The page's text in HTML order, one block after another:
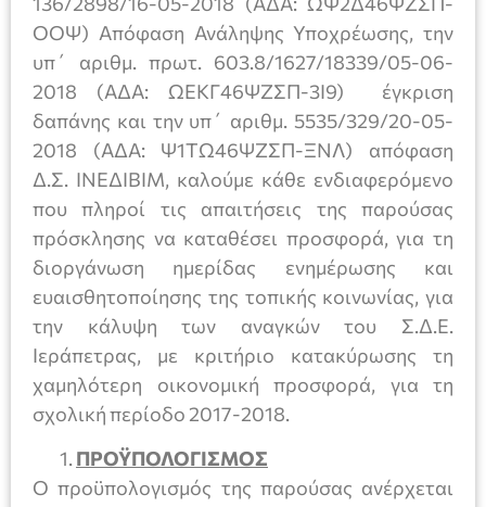
ΟΟΨ) Απόφαση Ανάληψης Υποχρέωσης, την
υπ΄ αριθμ. πρωτ. 603.8/1627/18339/05-06-
2018 (ΑΔΑ: ΩΕΚΓ46ΨΖΣΠ-3Ι9) έγκριση
δαπάνης και την υπ΄ αριθμ. 5535/329/20-05-
2018 (ΑΔΑ: Ψ1ΤΩ46ΨΖΣΠ-ΞΝΛ) απόφαση
Δ.Σ. ΙΝΕΔΙΒΙΜ, καλούμε κάθε ενδιαφερόμενο
που πληροί τις απαιτήσεις της παρούσας
πρόσκλησης να καταθέσει προσφορά, για τη
διοργάνωση ημερίδας ενημέρωσης και
ευαισθητοποίησης της τοπικής κοινωνίας, για
την κάλυψη των αναγκών του Σ.Δ.Ε.
Ιεράπετρας, με κριτήριο κατακύρωσης τη
χαμηλότερη οικονομική προσφορά, για τη
σχολική περίοδο 2017-2018.
ΠΡΟΫΠΟΛΟΓΙΣΜΟΣ
Ο προϋπολογισμός της παρούσας ανέρχεται